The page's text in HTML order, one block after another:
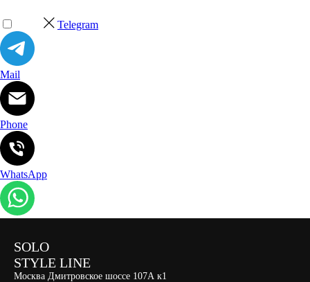
Telegram
Mail
Phone
WhatsApp
SOLO
STYLE LINE
Москва Дмитровское шоссе 107А к1